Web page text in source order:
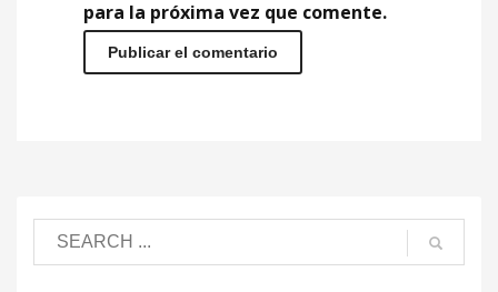
para la próxima vez que comente.